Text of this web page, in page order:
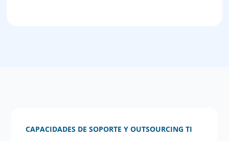
CAPACIDADES DE SOPORTE Y OUTSOURCING TI